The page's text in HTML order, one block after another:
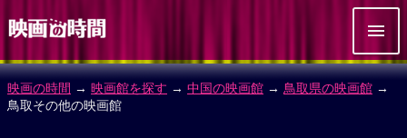
映画の時間 → 映画館を探す → 中国の映画館 → 鳥取県の映画館 →
鳥取その他の映画館